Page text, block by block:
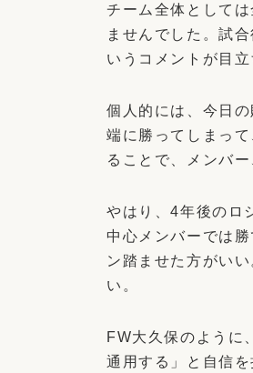
チーム全体として
ませんでした。試
いうコメントが目立
個人的には、今日
端に勝ってしまっ
ることで、メンバ
やはり、4年後のロ
中心メンバーでは
ン踏ませた方がい
い。
FW大久保のように
通用する」と自信